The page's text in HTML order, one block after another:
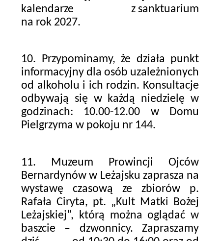
kalendarze z sanktuarium
na rok 2027.
10. Przypominamy, że działa punkt
informacyjny dla osób uzależnionych
od alkoholu i ich rodzin. Konsultacje
odbywają się w każdą niedzielę w
godzinach: 10.00-12.00 w Domu
Pielgrzyma w pokoju nr 144.
11. Muzeum Prowincji Ojców
Bernardynów w Leżajsku zaprasza na
wystawę czasową ze zbiorów p.
Rafała Ciryta, pt. „Kult Matki Bożej
Leżajskiej”, którą można oglądać w
baszcie – dzwonnicy. Zapraszamy